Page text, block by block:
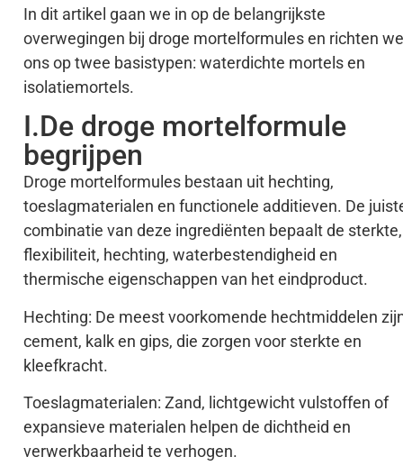
In dit artikel gaan we in op de belangrijkste
overwegingen bij droge mortelformules en richten we
ons op twee basistypen: waterdichte mortels en
isolatiemortels.
I.De droge mortelformule
begrijpen
Droge mortelformules bestaan uit hechting,
toeslagmaterialen en functionele additieven. De
combinatie van deze ingrediënten bepaalt de sterkte,
flexibiliteit, hechting, waterbestendigheid en
thermische eigenschappen van het eindproduct.
Hechting: De meest voorkomende hechtmiddelen
cement, kalk en gips, die zorgen voor sterkte en
kleefkracht.
Toeslagmaterialen: Zand, lichtgewicht vulstoffen of
expansieve materialen helpen de dichtheid en
verwerkbaarheid te verhogen.